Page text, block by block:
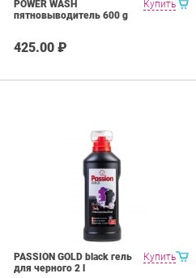
Купить
POWER WASH
пятновыводитель 600 g
425.00 ₽
Купить
PASSION GOLD black гель
для черного 2 l